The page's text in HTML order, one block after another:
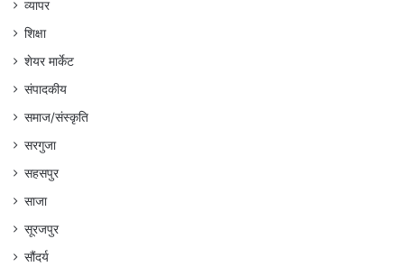
व्यापर
शिक्षा
शेयर मार्केट
संपादकीय
समाज/संस्कृति
सरगुजा
सहसपुर
साजा
सूरजपुर
सौंदर्य